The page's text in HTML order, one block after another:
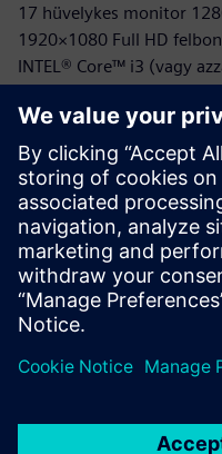
17 hüvelykes monitor
1920×1080 Full HD
INTEL® Core™ i3 (vagy
Microsoft® Windows® 10
Windows 7 SP1 és a
Vagy 2 GB vagy 8 GB
OpenGL®, NVIDIA®
Radeon™ RX sorozat
40 GB elérhető a
A felhőalapú